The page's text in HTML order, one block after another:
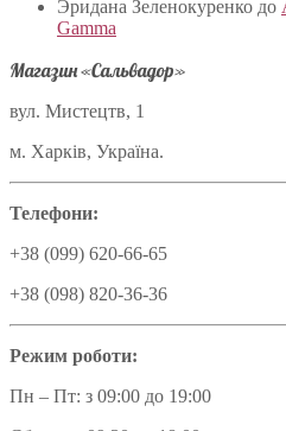
Эридана Зеленокуренко до
Gamma
Магазин «Сальвадор»
вул. Мистецтв, 1
м. Харків, Україна.
Телефони:
+38 (099) 620-66-65
+38 (098) 820-36-36
Режим роботи:
Пн – Пт: з 09:00 до 19:00